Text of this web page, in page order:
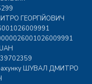
ГЕОРГІЙОВИЧ
рахунку ШУВАЛ ДМИТРО